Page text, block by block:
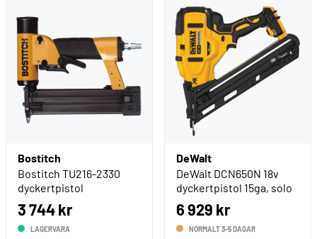
Bostitch
Bostitch TU216-2330
dyckertpistol
3 744 kr
LAGERVARA
DeWalt
DeWalt DCN650N 18v
dyckertpistol 15ga, solo
6 929 kr
NORMALT 3-5 DAGAR